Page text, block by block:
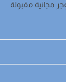
بلوجر مجانية مقبولة